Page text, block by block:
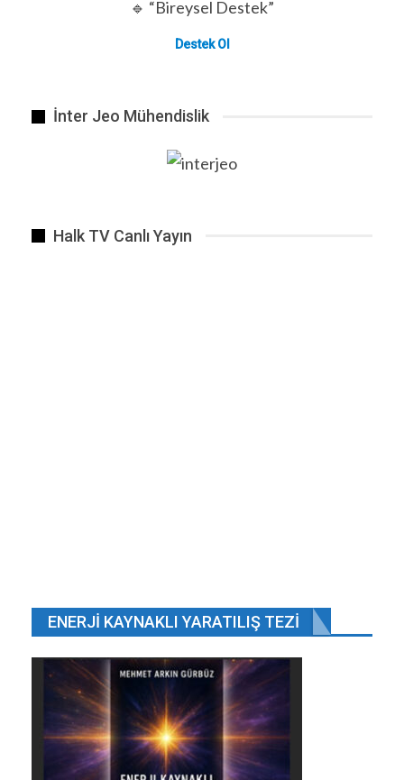
🔹 “Bireysel Destek”
Destek Ol
İnter Jeo Mühendislik
Halk TV Canlı Yayın
ENERJI KAYNAKLI YARATILIŞ TEZI